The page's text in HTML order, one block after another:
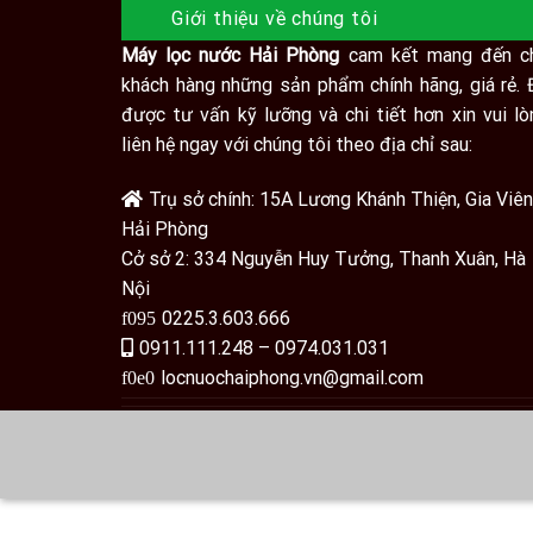
Giới thiệu về chúng tôi
Máy lọc nước Hải Phòng cam kết mang đến
khách hàng những sản phẩm chính hãng, giá rẻ.
được tư vấn kỹ lưỡng và chi tiết hơn xin vui
liên hệ ngay với chúng tôi theo địa chỉ sau:
Trụ sở chính: 15A Lương Khánh Thiện, Gia
Hải Phòng
Cở sở 2: 334 Nguyễn Huy Tưởng, Thanh Xuân, Hà
Nội
0225.3.603.666
0911.111.248 – 0974.031.031
locnuochaiphong.vn@gmail.com